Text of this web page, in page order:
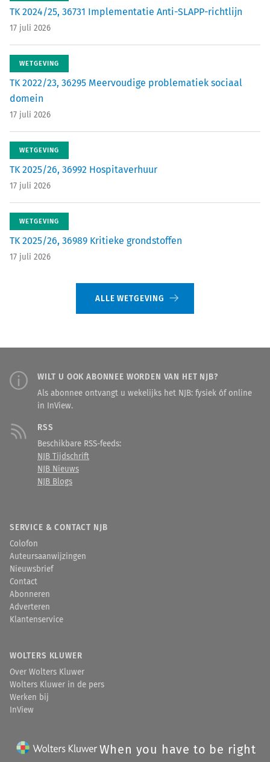
TK 2024/25, 36731 Implementatie Anti-SLAPP-richtlijn
17 juli 2026
WETGEVING
TK 2022/23, 36295 Meervoudige problematiek sociaal
domein
17 juli 2026
WETGEVING
TK 2025/26, 36992 Hospitaverhuur
17 juli 2026
WETGEVING
TK 2025/26, 36989 Kritieke grondstoffen
17 juli 2026
ALLE WETGEVING
WILT U OOK ABONNEE WORDEN VAN HET NJB?
Als abonnee ontvangt u wekelijks het NJB: fysiek óf online
in InView.
RSS
Beschikbare RSS-feeds:
NJB Tijdschrift
NJB Nieuws
NJB Blogs
SERVICE & CONTACT NJB
Colofon
Auteursaanwijzingen
Nieuwsbrief
Contact
Abonneren
Adverteren
Klantenservice
WOLTERS KLUWER
Over Wolters Kluwer
Wolters Kluwer in de pers
Werken bij
InView
When you have to be right